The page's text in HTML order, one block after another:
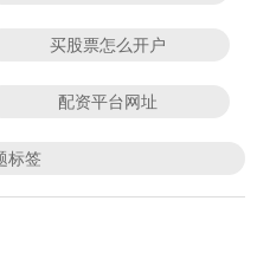
买股票怎么开户
配资平台网址
标签